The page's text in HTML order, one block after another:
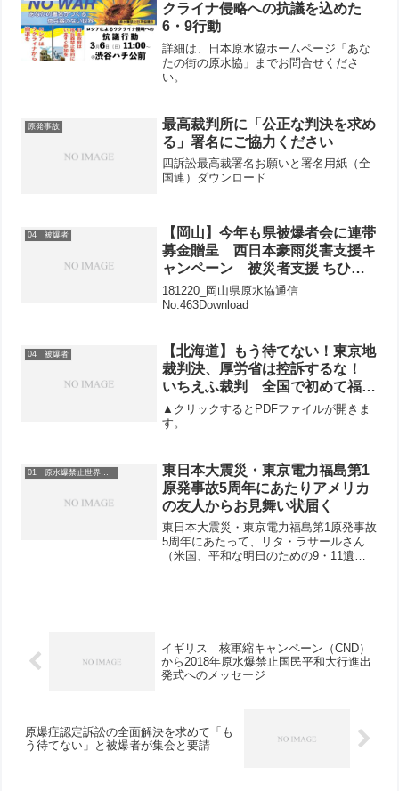
クライナ侵略への抗議を込めた
6・9行動
詳細は、日本原水協ホームページ「あな
たの街の原水協」までお問合せくださ
い。
原発事故
最高裁判所に「公正な判決を求め
る」署名にご協力ください
四訴訟最高裁署名お願いと署名用紙（全
国連）ダウンロード
04 被爆者
【岡山】今年も県被爆者会に連帯
募金贈呈 西日本豪雨災害支援キ
ャンペーン 被災者支援 ちひろ
カレンダー420本贈呈
181220_岡山県原水協通信
No.463Download
04 被爆者
【北海道】もう待てない！東京地
裁判決、厚労省は控訴するな！
いちえふ裁判 全国で初めて福島
原発労働者が裁判にたちあがった
▲クリックするとPDFファイルが開きま
す。
01 原水爆禁止世界大会
東日本大震災・東京電力福島第1
原発事故5周年にあたりアメリカ
の友人からお見舞い状届く
東日本大震災・東京電力福島第1原発事故
5周年にあたって、リタ・ラサールさん
（米国、平和な明日のための9・11遺族
イギリス 核軍縮キャンペーン（CND）
から2018年原水爆禁止国民平和大行進出
発式へのメッセージ
原爆症認定訴訟の全面解決を求めて「も
う待てない」と被爆者が集会と要請